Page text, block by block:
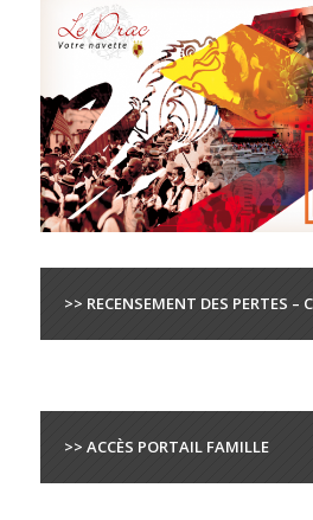
>> RECENSEMENT DES PERTES –
>> ACCÈS PORTAIL FAMILLE